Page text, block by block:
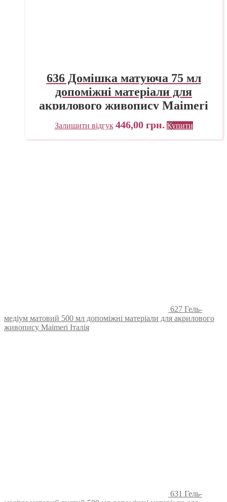
636 Домішка матуюча 75 мл
допоміжні матеріали для
акрилового живопису Maimeri
Італія
Залишити відгук 446,00 грн. Купити
627 Гель-
медіум матовий 500 мл допоміжні матеріали для акрилового
живопису Maimeri Італія
631 Гель-